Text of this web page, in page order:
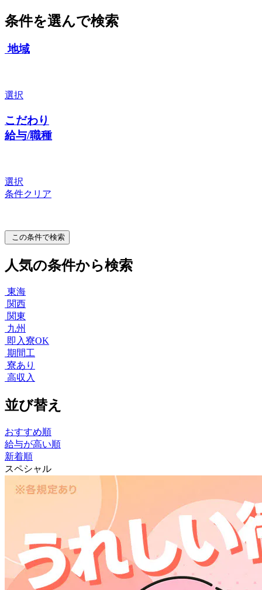
条件を選んで検索
地域
選択
こだわり
給与/職種
選択
条件クリア
この条件で検索
人気の条件から検索
東海
関西
関東
九州
即入寮OK
期間工
寮あり
高収入
並び替え
おすすめ順
給与が高い順
新着順
スペシャル